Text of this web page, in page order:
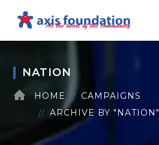
NATION
HOME
CAMPAIGNS
ARCHIVE BY "NATION"